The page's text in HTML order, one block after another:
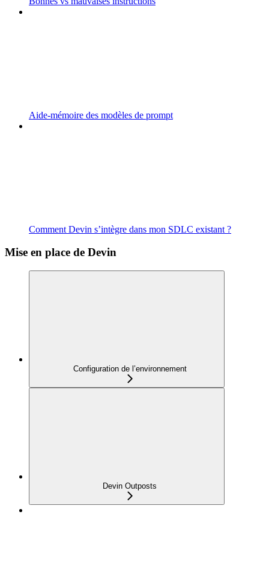
Aide-mémoire des modèles de prompt
Comment Devin s’intègre dans mon SDLC existant ?
Mise en place de Devin
Configuration de l’environnement
Devin Outposts